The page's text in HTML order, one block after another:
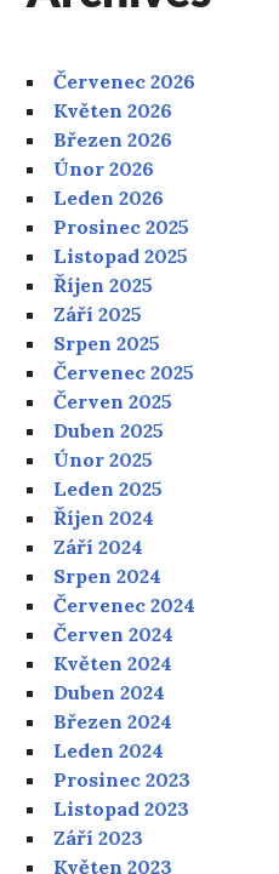
Červenec 2026
Květen 2026
Březen 2026
Únor 2026
Leden 2026
Prosinec 2025
Listopad 2025
Říjen 2025
Září 2025
Srpen 2025
Červenec 2025
Červen 2025
Duben 2025
Únor 2025
Leden 2025
Říjen 2024
Září 2024
Srpen 2024
Červenec 2024
Červen 2024
Květen 2024
Duben 2024
Březen 2024
Leden 2024
Prosinec 2023
Listopad 2023
Září 2023
Květen 2023